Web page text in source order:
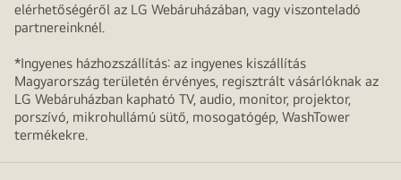
elérhetőségéről az LG Webáruházában, vagy viszonteladó
partnereinknél.
*Ingyenes házhozszállítás: az ingyenes kiszállítás
Magyarország területén érvényes, regisztrált vásárlóknak az
LG Webáruházban kapható TV, audio, monitor, projektor,
porszívó, mikrohullámú sütő, mosogatógép, WashTower
termékekre.